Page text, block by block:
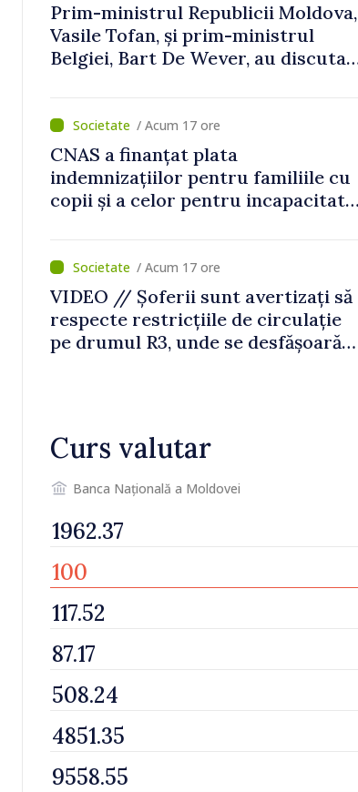
Prim-ministrul Republicii Moldova,
Vasile Tofan, și prim-ministrul
Belgiei, Bart De Wever, au discutat
/ Acum 17 ore
CNAS a finanțat plata
indemnizațiilor pentru familiile cu
copii și a celor pentru incapacitate
/ Acum 17 ore
VIDEO // Șoferii sunt avertizați să
respecte restricțiile de circulație
pe drumul R3, unde se desfășoară
Curs valutar
Banca Națională a Moldovei